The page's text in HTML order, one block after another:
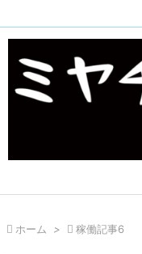
 ホーム >  稼働記事6